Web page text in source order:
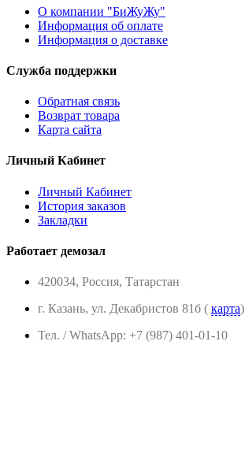
О компании "БиЖуЖу"
Информация об оплате
Информация о доставке
Служба поддержки
Обратная связь
Возврат товара
Карта сайта
Личный Кабинет
Личный Кабинет
История заказов
Закладки
Работает демозал
420034, Россия, Татарстан
г. Казань, ул. Декабристов 81б ( карта)
Тел. / WhatsApp: +7 (987) 401-01-10